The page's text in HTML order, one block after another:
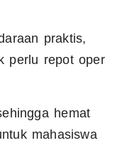
praktis,
perlu repot oper
hemat
mahasiswa